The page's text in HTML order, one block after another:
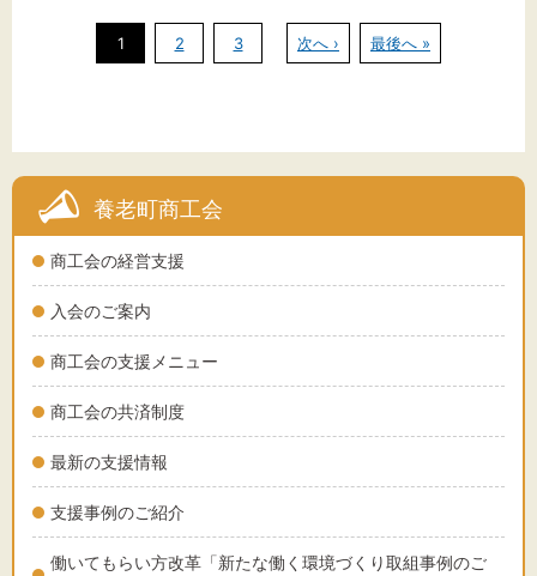
養老町商工会
商工会の経営支援
入会のご案内
商工会の支援メニュー
商工会の共済制度
最新の支援情報
支援事例のご紹介
働いてもらい方改革「新たな働く環境づくり取組事例のご
1 2 3 次へ › 最後へ »